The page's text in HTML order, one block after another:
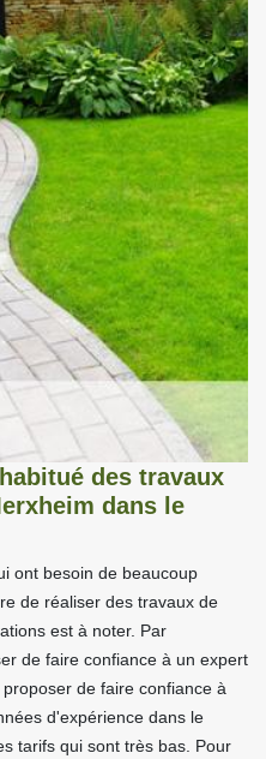
des travaux
dans le
ont besoin de beaucoup
de réaliser des travaux de
est à noter. Par
de faire confiance à un expert
de faire confiance à
d'expérience dans le
tarifs qui sont très bas. Pour